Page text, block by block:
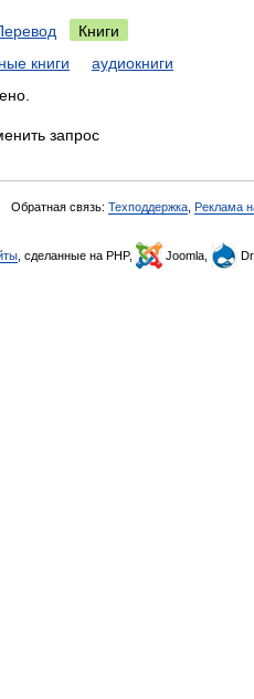
Книги
книги
аудиокниги
запрос
Обратная связь: Техподдержка Реклама
, сделанные на PHP, Joomla,